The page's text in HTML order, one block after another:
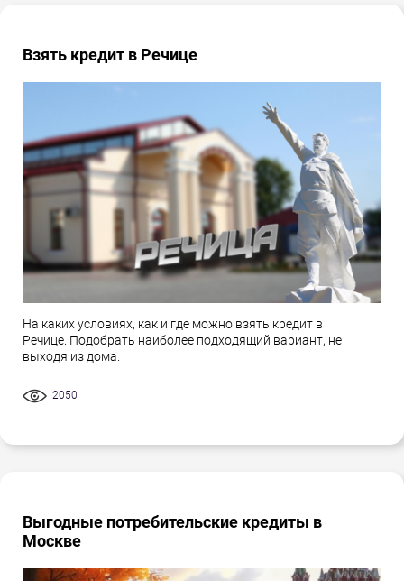
Взять кредит в Речице
На каких условиях, как и где можно взять кредит в
Речице. Подобрать наиболее подходящий вариант, не
выходя из дома.
2050
Выгодные потребительские кредиты в
Москве